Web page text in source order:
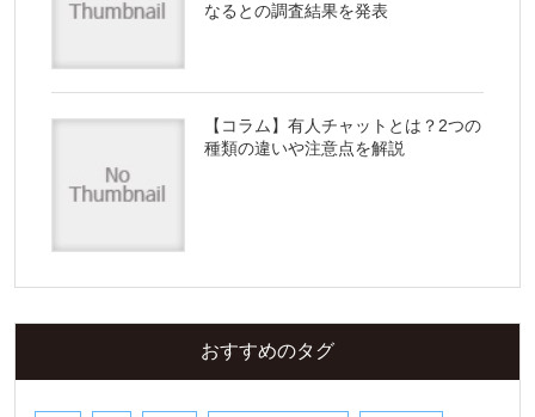
なるとの調査結果を発表
【コラム】有人チャットとは？2つの
種類の違いや注意点を解説
おすすめのタグ